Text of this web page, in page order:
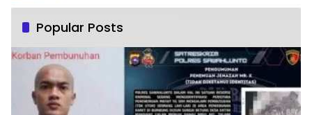
Popular Posts